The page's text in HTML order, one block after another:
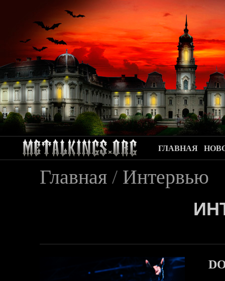
ГЛАВНАЯ
Главная / Интервью